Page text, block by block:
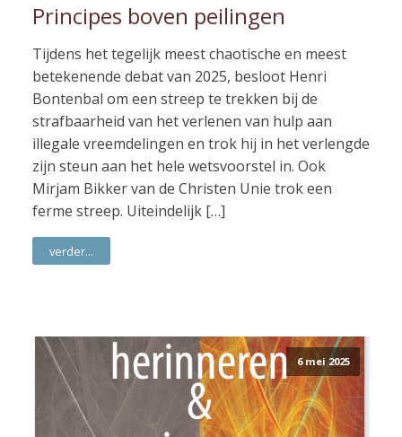
Principes boven peilingen
Tijdens het tegelijk meest chaotische en meest
betekenende debat van 2025, besloot Henri
Bontenbal om een streep te trekken bij de
strafbaarheid van het verlenen van hulp aan
illegale vreemdelingen en trok hij in het verlengde
zijn steun aan het hele wetsvoorstel in. Ook
Mirjam Bikker van de Christen Unie trok een
ferme streep. Uiteindelijk […]
verder...
6 mei 2025